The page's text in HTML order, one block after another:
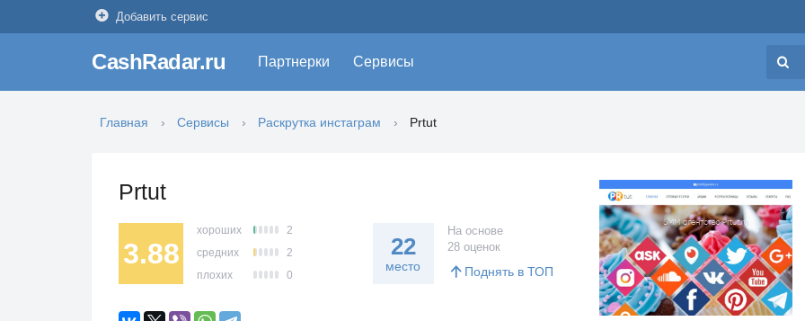
Добавить сервис
CashRadar.ru Партнерки Сервисы
Главная Сервисы Раскрутка инстаграм Prtut
Prtut
3.88
хороших
2
средних
2
плохих
0
22
место
На основе
28 оценок
Поднять в ТОП